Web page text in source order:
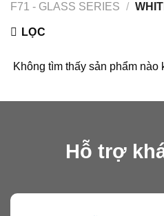
F71 - GLASS SERIES /
LỌC
Không tìm thấy sản phẩm
Hỗ trợ